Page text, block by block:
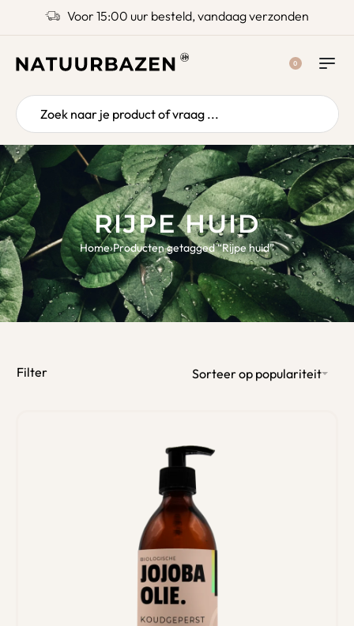
Voor 15:00 uur besteld, vandaag verzonden
0
RIJPE HUID
Home›Producten getagged “Rijpe huid”
Sorteer op populariteit
Filter